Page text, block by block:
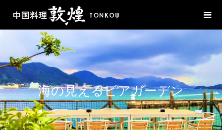
海の見えるビアガーデン